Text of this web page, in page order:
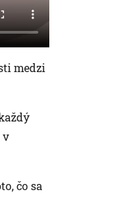
medzi
v
čo sa